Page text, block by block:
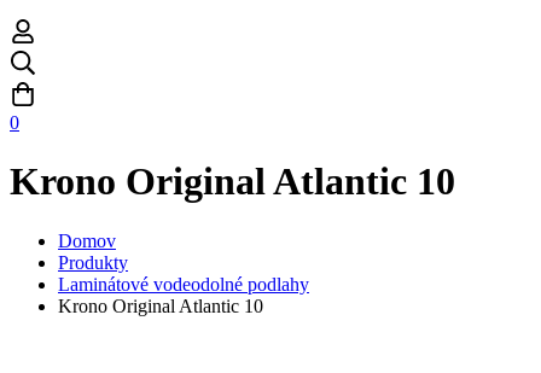
0
Krono Original Atlantic 10
Domov
Produkty
Laminátové vodeodolné podlahy
Krono Original Atlantic 10